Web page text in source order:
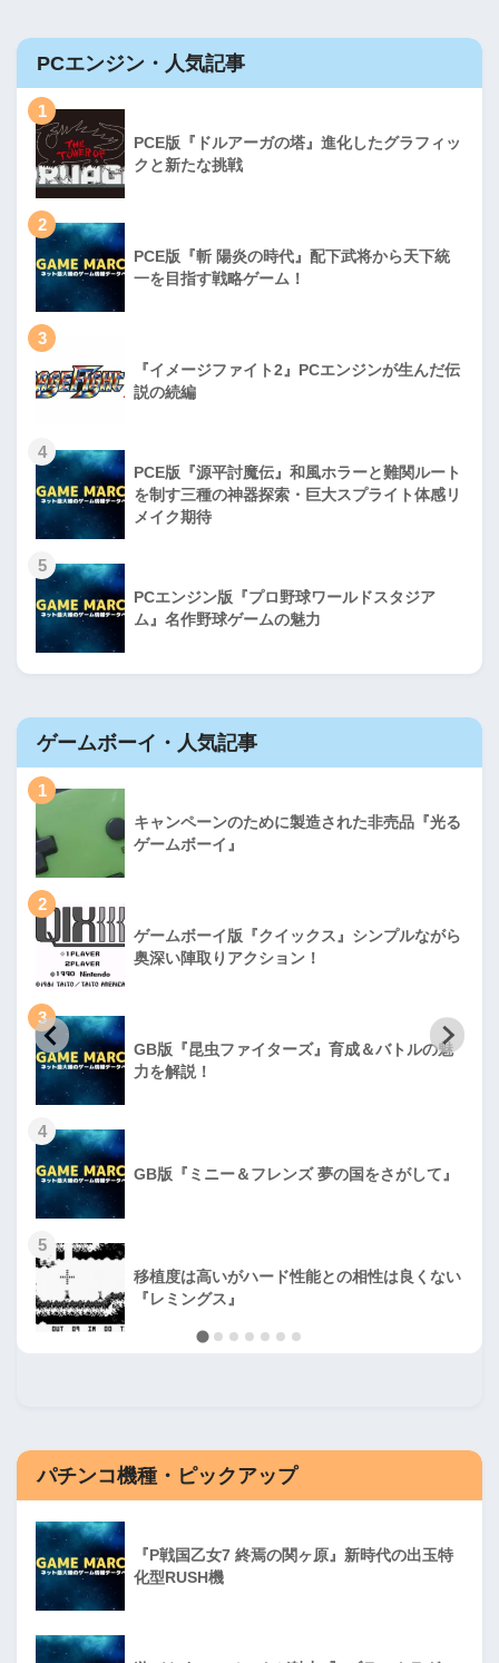
PCエンジン・人気記事
1
PCE版『ドルアーガの塔』進化したグラフィッ
クと新たな挑戦
2
PCE版『斬 陽炎の時代』配下武将から天下統
一を目指す戦略ゲーム！
3
『イメージファイト2』PCエンジンが生んだ伝
説の続編
4
PCE版『源平討魔伝』和風ホラーと難関ルート
を制す三種の神器探索・巨大スプライト体感リ
メイク期待
5
PCエンジン版『プロ野球ワールドスタジア
ム』名作野球ゲームの魅力
ゲームボーイ・人気記事
1
キャンペーンのために製造された非売品『光る
ゲームボーイ』
2
ゲームボーイ版『クイックス』シンプルながら
奥深い陣取りアクション！
3
GB版『昆虫ファイターズ』育成＆バトルの魅
力を解説！
4
GB版『ミニー＆フレンズ 夢の国をさがして』
5
移植度は高いがハード性能との相性は良くない
『レミングス』
パチンコ機種・ピックアップ
『P戦国乙女7 終焉の関ヶ原』新時代の出玉特
化型RUSH機